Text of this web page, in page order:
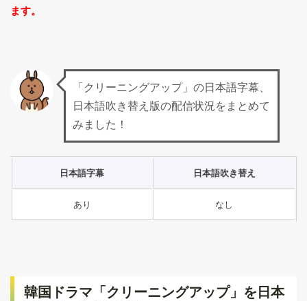
ます。
「クリーニングアップ」の日本語字幕、
日本語吹き替え版の配信状況をまとめて
みました！
日本語字幕 日本語吹き替え
あり なし
韓国ドラマ「クリーニングアップ」を日本